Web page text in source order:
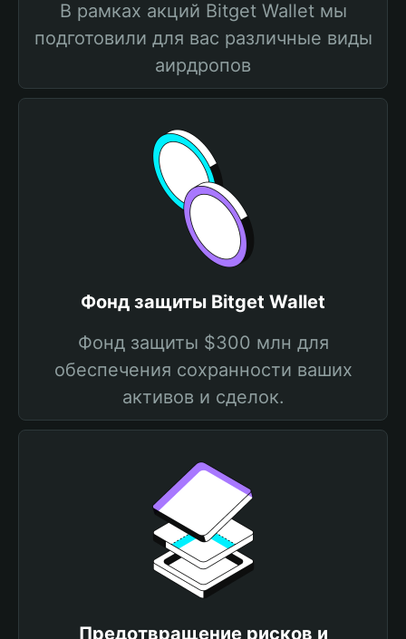
В рамках акций Bitget Wallet мы
подготовили для вас различные виды
аирдропов
Фонд защиты Bitget Wallet
Фонд защиты $300 млн для
обеспечения сохранности ваших
активов и сделок.
Предотвращение рисков и